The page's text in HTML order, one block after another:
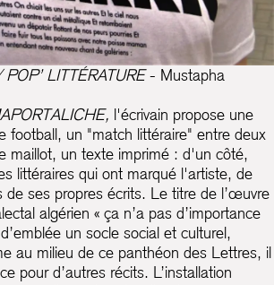
LITTÉRATURE- Mustapha
l'écrivain propose une
football, un "match littéraire" entre deux
maillot, un texte imprimé : d'un côté,
littéraires qui ont marqué l'artiste, de
de ses propres écrits. Le titre de l’œuvre
algérien « ça n’a pas d’importance
un socle social et culturel,
au milieu de ce panthéon des Lettres, il
pour d’autres récits. L’installation